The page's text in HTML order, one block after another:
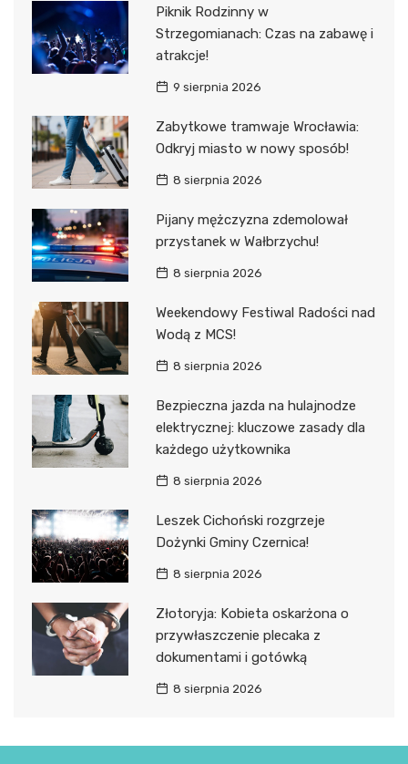
Piknik Rodzinny w
Strzegomianach: Czas na zabawę i
atrakcje!
9 sierpnia 2026
Zabytkowe tramwaje Wrocławia:
Odkryj miasto w nowy sposób!
8 sierpnia 2026
Pijany mężczyzna zdemolował
przystanek w Wałbrzychu!
8 sierpnia 2026
Weekendowy Festiwal Radości nad
Wodą z MCS!
8 sierpnia 2026
Bezpieczna jazda na hulajnodze
elektrycznej: kluczowe zasady dla
każdego użytkownika
8 sierpnia 2026
Leszek Cichoński rozgrzeje
Dożynki Gminy Czernica!
8 sierpnia 2026
Złotoryja: Kobieta oskarżona o
przywłaszczenie plecaka z
dokumentami i gotówką
8 sierpnia 2026